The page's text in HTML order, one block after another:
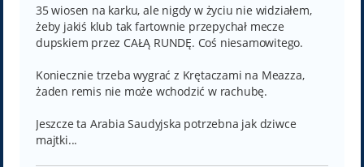
t
35 wiosen na karku, ale nigdy w życiu nie widziałem,
żeby jakiś klub tak fartownie przepychał mecze
dupskiem przez CAŁĄ RUNDĘ. Coś niesamowitego.
Koniecznie trzeba wygrać z Krętaczami na Meazza,
żaden remis nie może wchodzić w rachubę.
Jeszcze ta Arabia Saudyjska potrzebna jak dziwce
majtki...